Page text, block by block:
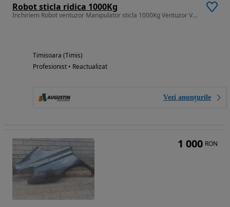
Robot sticla ridica 1000Kg
Inchiriem Robot ventuzor Manipulator sticla 1000Kg Ventuzor Vacuum
Timisoara (Timis)
Profesionist • Reactualizat
Vezi anunțurile
1 000 RON